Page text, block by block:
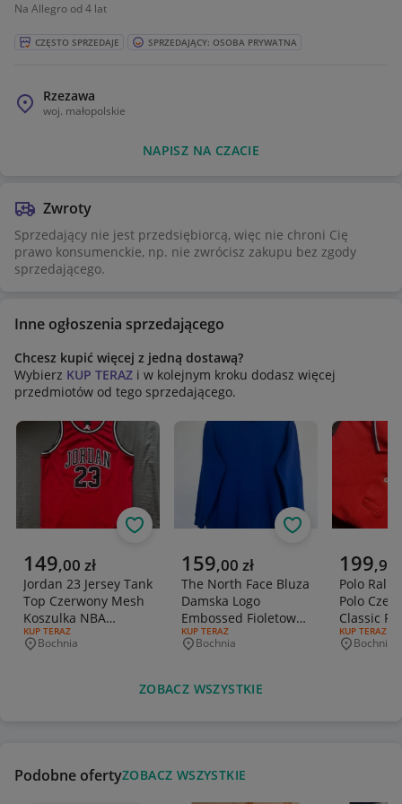
#streetstyle #urban #darkstyle #grunge #aesthetic
#modauliczna #trend #musthave #okazja #stylowka
#dailyfit #fit #cool #design #minimal #cotton #blacktee
Na Allegro od 4 lat
CZĘSTO SPRZEDAJE SPRZEDAJĄCY: OSOBA PRYWATNA
Rzezawa
woj. małopolskie
NAPISZ NA CZACIE
Zwroty
Sprzedający nie jest przedsiębiorcą, więc nie chroni Cię
prawo konsumenckie, np. nie zwrócisz zakupu bez zgody
sprzedającego.
Inne ogłoszenia sprzedającego
Chcesz kupić więcej z jedną dostawą?
Wybierz KUP TERAZ i w kolejnym kroku dodasz więcej
przedmiotów od tego sprzedającego.
Aktualna cena
149,00 zł
Jordan 23 Jersey Tank
Top Czerwony Mesh
Koszulka NBA
Jumpman XS/S
RODZAJ OFERTY:
KUP TERAZ
Miejscowość
Bochnia
Obserwuj
Aktualna cena
159,00 zł
The North Face Bluza
Damska Logo
Embossed Fioletowa
100% Bawełna
RODZAJ OFERTY:
KUP TERAZ
Miejscowość
Bochnia
Obserwuj
Aktualna
199,99
Polo
Polo
Classic
Kolekcja
RODZAJ
KUP TERAZ
Bochnia
ZOBACZ WSZYSTKIE
Podobne ofertyZOBACZ WSZYSTKIE